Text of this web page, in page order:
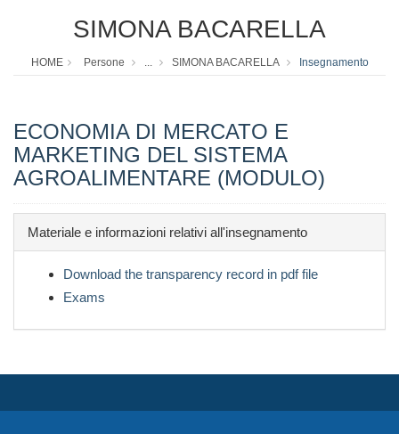
SIMONA BACARELLA
HOME Persone ... SIMONA BACARELLA Insegnamento
ECONOMIA DI MERCATO E
MARKETING DEL SISTEMA
AGROALIMENTARE (MODULO)
Materiale e informazioni relativi all'insegnamento
Download the transparency record in pdf file
Exams